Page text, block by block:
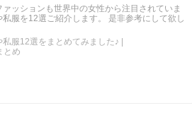
ッションも世界中の女性から注目されていま
服を12選ご紹介します。 是非参考にして欲し
服12選をまとめてみました♪ |
とめ